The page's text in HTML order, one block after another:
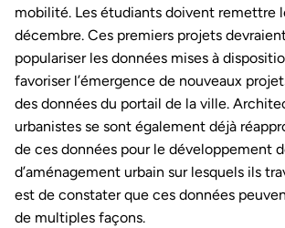
mobilité. Les étudiants doivent remettre
décembre. Ces premiers projets
populariser les données mises à
favoriser l’émergence de nouveaux
des données du portail de la ville.
urbanistes se sont également déjà
de ces données pour le développement
d’aménagement urbain sur lesquels ils
est de constater que ces données
de multiples façons.